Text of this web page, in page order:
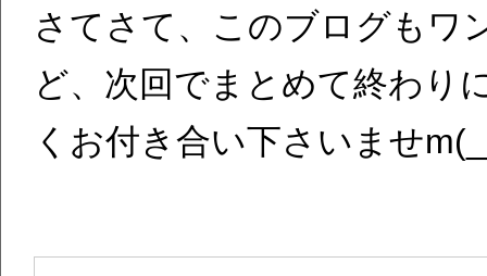
さてさて、このブログもワ
ど、次回でまとめて終わり
くお付き合い下さいませ